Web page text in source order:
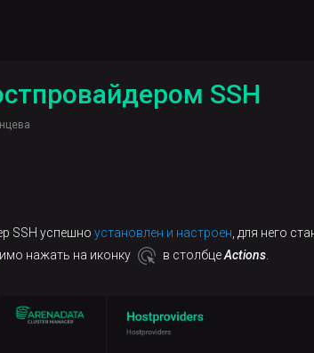
SSH
SSH успешно установлен и настроен , для него
нажать на иконку
в столбцеActions